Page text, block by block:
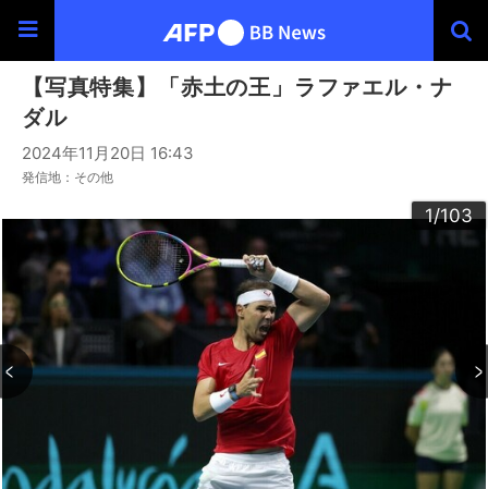
【写真特集】「赤土の王」ラファエル・ナ
ダル
2024年11月20日 16:43
発信地：その他
1/103
2/103
3/103
4/103
5/103
6/103
7/103
8/103
9/103
10/103
11/103
12/103
13/103
14/103
15/103
16/103
17/103
18/103
19/103
20/103
21/103
22/103
23/103
24/103
25/103
26/103
27/103
28/103
29/103
30/103
31/103
32/103
33/103
34/103
35/103
36/103
37/103
38/103
39/103
40/103
41/103
42/103
43/103
44/103
45/103
46/103
47/103
48/103
49/103
50/103
51/103
52/103
53/103
54/103
55/103
56/103
57/103
58/103
59/103
60/103
61/103
62/103
63/103
64/103
65/103
66/103
67/103
68/103
69/103
70/103
71/103
72/103
73/103
74/103
75/103
76/103
77/103
78/103
79/103
80/103
81/103
82/103
83/103
84/103
85/103
86/103
87/103
88/103
89/103
90/103
91/103
92/103
93/103
94/103
95/103
96/103
97/103
98/103
99/103
100/103
101/103
102/103
103/103